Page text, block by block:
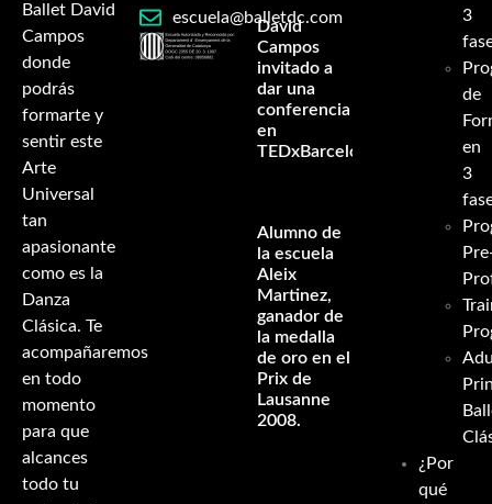
Ballet David
Campos
donde
podrás
formarte y
sentir este
Arte
Universal
tan
apasionante
como es la
Danza
Clásica. Te
acompañaremos
en todo
momento
para que
alcances
todo tu
escuela@balletdc.com
David
Campos
invitado a
dar una
conferencia
en
TEDxBarcelona
Alumno de
la escuela
Aleix
Martinez,
ganador de
la medalla
de oro en el
Prix de
Lausanne
2008.
3
de
en
3
¿Por
qué